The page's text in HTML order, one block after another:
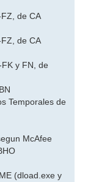
de CA
de CA
y FN, de
Temporales de
McAfee
(dload.exe y